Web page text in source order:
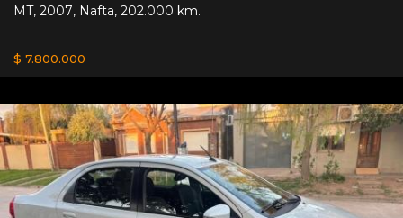
MT, 2007, Nafta, 202.000 km.
$ 7.800.000